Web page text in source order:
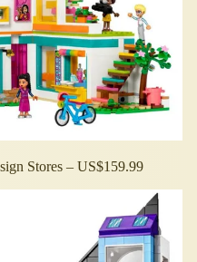
Stores – US$159.99